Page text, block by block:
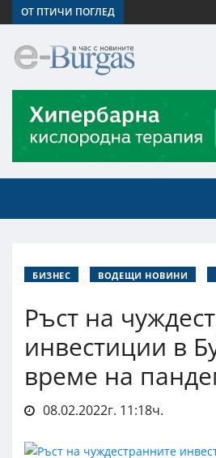
ОТ ПТИЧИ ПОГЛЕД
БИЗНЕС ВОДЕЩИ НОВИНИ
Ръст на
инвестиции в
време на
08.02.2022г. 11:18ч.